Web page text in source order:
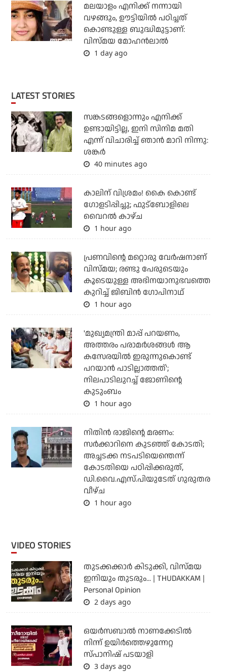
മലയാളം എനിക്ക് നന്നായി
വഴങ്ങും, ഊട്ടിയില്‍ പഠിച്ചത്
കൊണ്ടുള്ള ബുദ്ധിമുട്ടാണ്:
വിസ്മയ മോഹന്‍ലാല്‍
1 day ago
LATEST STORIES
സങ്കടങ്ങളൊന്നും എനിക്ക്
ഉണ്ടായിട്ടില്ല, ഇനി സിനിമ മതി
എന്ന് വിചാരിച്ച് ഞാന്‍ മാറി നിന്നു:
ശങ്കര്‍
40 minutes ago
കാലിന് വിശ്രമം! കൈ കൊണ്ട്
ഗോളടിപ്പിച്ചു; ഫുട്‌ബോളിലെ
വൈറല്‍ കാഴ്ച
1 hour ago
പ്രണവിന്റെ മറ്റൊരു വേർഷനാണ്
വിസ്മയ; രണ്ടു പേരുടെയും
കൂടെയുള്ള അഭിനയാനുഭവത്തെ
കുറിച്ച് ജിബിൻ ഗോപിനാഥ്
1 hour ago
'മുഖ്യമന്ത്രി മാപ്പ് പറയണം,
അത്തരം പരാമര്‍ശങ്ങള്‍ ആ
കസേരയില്‍ ഇരുന്നുകൊണ്ട്
പറയാന്‍ പാടില്ലാത്തത്';
നിലപാടിലുറച്ച് ജോണിന്റെ
കുടുംബം
1 hour ago
നിതിന്‍ രാജിന്റെ മരണം:
സര്‍ക്കാറിനെ കുടഞ്ഞ് കോടതി;
അച്ചടക്ക നടപടിയെന്തെന്ന്
കോടതിയെ പഠിപ്പിക്കരുത്,
ഡി.വൈ.എസ്.പിയുടേത് ഗുരുതര
വീഴ്ച
1 hour ago
VIDEO STORIES
തുടക്കക്കാര്‍ കിടുക്കി, വിസ്മയ
ഇനിയും തുടരും... | THUDAKKAM |
Personal Opinion
2 days ago
ഒയര്‍സബാൽ നാണക്കേടിൽ
നിന്ന് ഉയിർത്തെഴുന്നേറ്റ
സ്പാനിഷ് പടയാളി
3 days ago